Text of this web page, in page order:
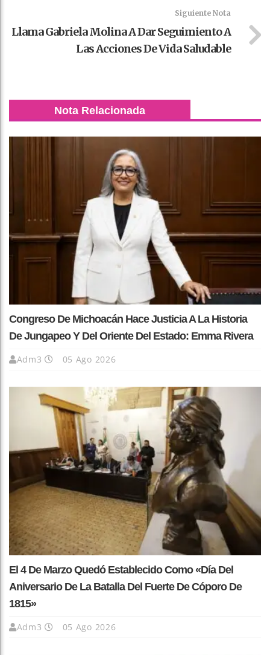
Siguiente Nota
Llama Gabriela Molina A Dar Seguimiento A
Las Acciones De Vida Saludable
Nota Relacionada
Congreso De Michoacán Hace Justicia A La Historia
De Jungapeo Y Del Oriente Del Estado: Emma Rivera
Adm3 05 Ago 2026
El 4 De Marzo Quedó Establecido Como «Día Del
Aniversario De La Batalla Del Fuerte De Cóporo De
1815»
Adm3 05 Ago 2026